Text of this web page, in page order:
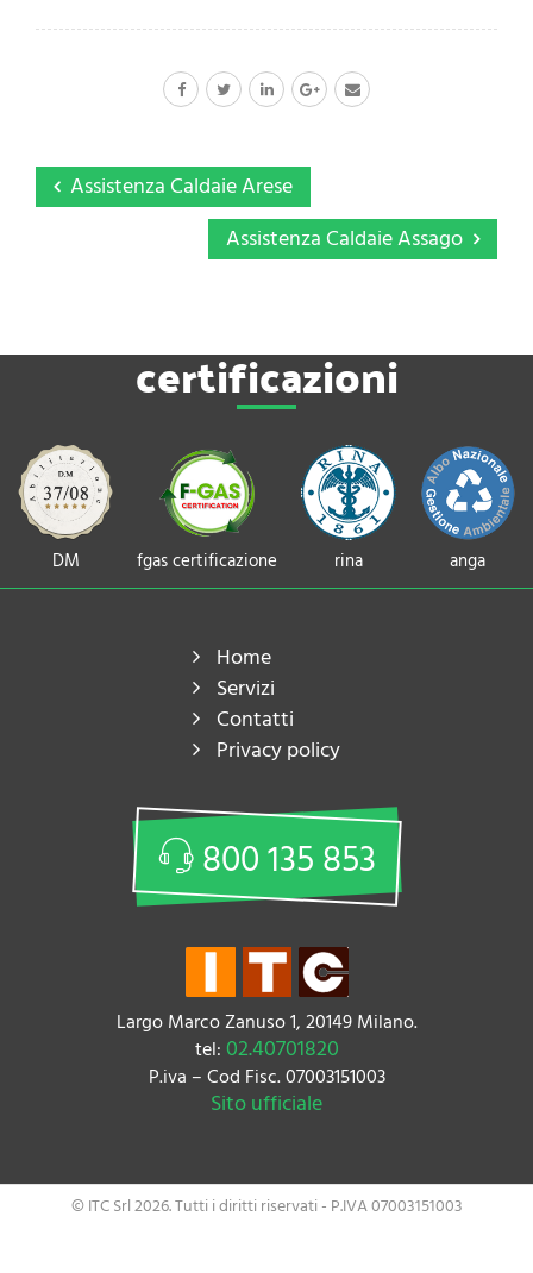
Assistenza Caldaie Arese
Assistenza Caldaie Assago
certificazioni
DM fgas certificazione rina anga
Home
Servizi
Contatti
Privacy policy
800 135 853
Largo Marco Zanuso 1, 20149 Milano.
tel: 02.40701820
P.iva – Cod Fisc. 07003151003
Sito ufficiale
© ITC Srl 2026. Tutti i diritti riservati - P.IVA 07003151003